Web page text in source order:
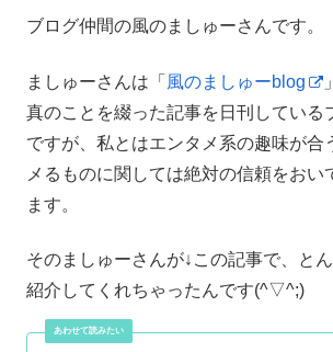
ブログ仲間の風のましゅーさんです。
ましゅーさんは「 風のましゅーblog
真のことを綴った記事を日刊している
ですが、私とはエンタメ系の趣味が合
メるものに関しては絶対の信頼をおい
ます。
そのましゅーさんが↓この記事で、と
紹介してくれちゃったんです(^▽^;)